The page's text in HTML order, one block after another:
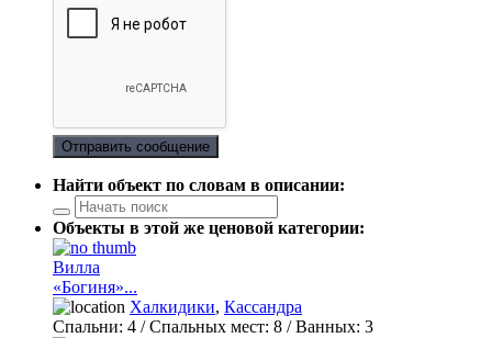
Отправить сообщение
Найти объект по словам в описании:
Объекты в этой же ценовой категории:
Вилла
«Богиня»...
Халкидики, Кассандра
Спальни: 4 / Спальных мест: 8 /Ванных: 3